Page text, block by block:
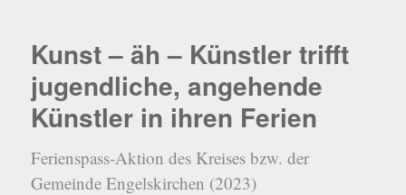
Kunst – äh – Künstler trifft
jugendliche, angehende
Künstler in ihren Ferien
Ferienspass-Aktion des Kreises bzw. der
Gemeinde Engelskirchen (2023)